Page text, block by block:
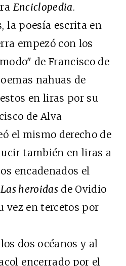
Enciclopedia.
la poesía escrita en
empezó con los
de Francisco de
nahuas de
en liras por su
de Alva
el mismo derecho de
también en liras a
encadenados el
Las heroidasde Ovidio
vez en tercetos por
dos océanos y al
encerrado por el